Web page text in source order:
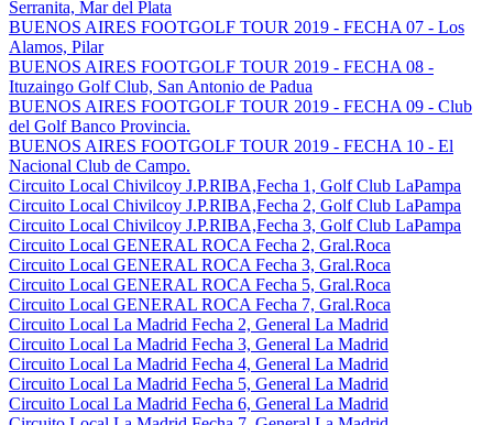
Serranita, Mar del Plata
BUENOS AIRES FOOTGOLF TOUR 2019 - FECHA 07 - Los
Alamos, Pilar
BUENOS AIRES FOOTGOLF TOUR 2019 - FECHA 08 -
Ituzaingo Golf Club, San Antonio de Padua
BUENOS AIRES FOOTGOLF TOUR 2019 - FECHA 09 - Club
del Golf Banco Provincia.
BUENOS AIRES FOOTGOLF TOUR 2019 - FECHA 10 - El
Nacional Club de Campo.
Circuito Local Chivilcoy J.P.RIBA,Fecha 1, Golf Club LaPampa
Circuito Local Chivilcoy J.P.RIBA,Fecha 2, Golf Club LaPampa
Circuito Local Chivilcoy J.P.RIBA,Fecha 3, Golf Club LaPampa
Circuito Local GENERAL ROCA Fecha 2, Gral.Roca
Circuito Local GENERAL ROCA Fecha 3, Gral.Roca
Circuito Local GENERAL ROCA Fecha 5, Gral.Roca
Circuito Local GENERAL ROCA Fecha 7, Gral.Roca
Circuito Local La Madrid Fecha 2, General La Madrid
Circuito Local La Madrid Fecha 3, General La Madrid
Circuito Local La Madrid Fecha 4, General La Madrid
Circuito Local La Madrid Fecha 5, General La Madrid
Circuito Local La Madrid Fecha 6, General La Madrid